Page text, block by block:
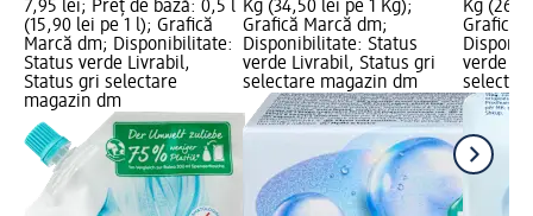
7,95 lei; Preț de bază: 0,5 l
(15,90 lei pe 1 l); Grafică
Marcă dm; Disponibilitate:
Status verde Livrabil,
Status gri selectare
magazin dm
Kg (34,50 lei pe 1 Kg);
Grafică Marcă dm;
Disponibilitate: Status
verde Livrabil, Status gri
selectare magazin dm
Kg
Grafică
verde